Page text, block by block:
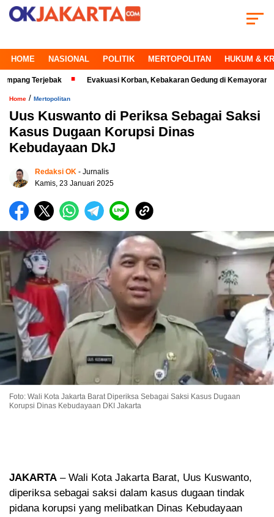
HOME NASIONAL POLITIK MERTOPOLITAN HUKUM &
Evakuasi Korban, Kebakaran Gedung di Kemayoran Makin
Home / Mertopolitan
Uus Kuswanto di Periksa Sebagai Saksi
Kasus Dugaan Korupsi Dinas
Kebudayaan DkJ
Redaksi OK - Jurnalis
Kamis, 23 Januari 2025
Foto: Wali Kota Jakarta Barat Diperiksa Sebagai Saksi Kasus Dugaan
Korupsi Dinas Kebudayaan DKI Jakarta
JAKARTA – Wali Kota Jakarta Barat, Uus Kuswanto,
diperiksa sebagai saksi dalam kasus dugaan tindak
pidana korupsi yang melibatkan Dinas Kebudayaan